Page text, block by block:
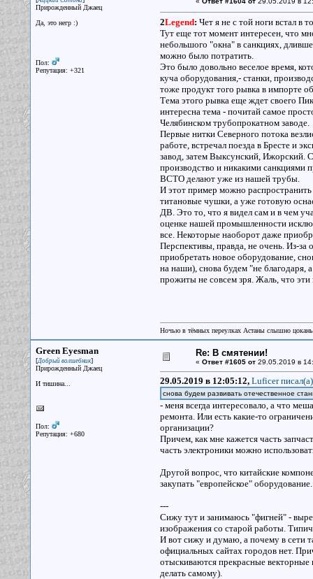
Прирожденный Джаец
Да, это негр :)
Пол:
Репутация: +321
2Legend: Чет я не с той ноги встал в
Тут еще тот момент интересен, что
небольшого "окна" в санкциях,
можно было потратить.
Это было довольно веселое время,
куча оборудования,- станки,
тоже продукт того рывка в импорте
Тема этого рывка еще ждет своего
интересна тема - почитай самое
Челябинском трубопрокатном заводе.
Первые нитки Северного потока
работе, встречал поезда в Бресте и
завод, затем Выксунский, Ижорский.
производство и никакими санкциями
ВСТО делают уже из нашей трубы.
И этот пример можно
титановые чушки, а уже готовую
ДВ. Это то, что я видел сам и в чем
оценке нашей промышленности
все. Некоторые наоборот даже
Перспективы, правда, не очень. Из-
приобретать новое оборудование,
на наши), снова будем "не благодаря,
прожиты не совсем зря. Жаль, что
Ночью в тёмных переулках Астаны слышно
Green Eyesman
[Добрый волшебник]
Прирожденный Джаец
И тишина...
Пол:
Репутация: +680
Re: В смятении!
« Ответ #1605 от29.05.2019 в
29.05.2019 в 12:05:12, Luficer писал(a)
снова будем развивать отечественное
- меня всегда интересовало, а что
ремонта. Или есть какие-то
организации?
Причем, как мне кажется часть
часть электроники можно
Другой вопрос, что китайские
закупать "европейское" оборудование.
---
Сижу тут и занимаюсь "фигней" -
изображения со старой работы.
И вот сижу и думаю, а почему в сети
официальных сайтах городов нет.
отыскиваются прекрасные векторные
делать самому).